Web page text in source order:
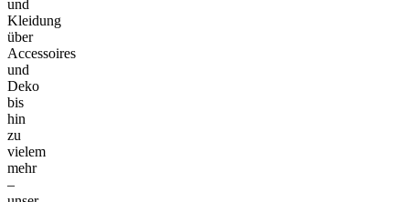
und
Kleidung
über
Accessoires
und
Deko
bis
hin
zu
vielem
mehr
–